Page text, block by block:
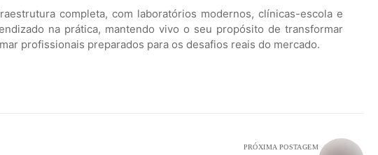
completa, com laboratórios modernos, clínicas-escola e
na prática, mantendo vivo o seu propósito de transformar
profissionais preparados para os desafios reais do mercado.
PRÓXIMA POSTAGEM